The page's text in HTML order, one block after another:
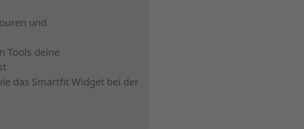
und
Tools deine
das Smartfit Widget bei der